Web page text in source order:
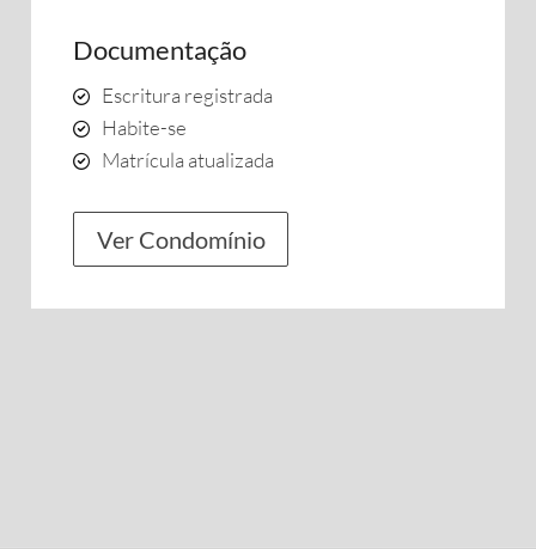
Documentação
Escritura registrada
Habite-se
Matrícula atualizada
Ver Condomínio